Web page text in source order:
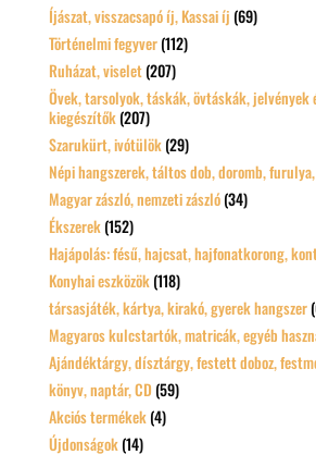
Íjászat, visszacsapó íj, Kassai íj (69)
Történelmi fegyver (112)
Ruházat, viselet (207)
Övek, tarsolyok, táskák, övtáskák, jelvények
kiegészítők (207)
Szarukürt, ivótülök (29)
Népi hangszerek, táltos dob, doromb,
Magyar zászló, nemzeti zászló (34)
Ékszerek (152)
Hajápolás: fésű, hajcsat, hajfonatkorong,
Konyhai eszközök (118)
társasjáték, kártya, kirakó, gyerek hangszer
Magyaros kulcstartók, matricák, egyéb
Ajándéktárgy, dísztárgy, festett doboz,
könyv, naptár, CD (59)
Akciós termékek (4)
Újdonságok (14)